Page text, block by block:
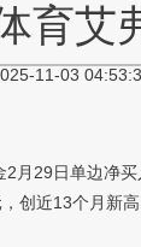
育艾
11-03
29日单边净买
创近13个月新高